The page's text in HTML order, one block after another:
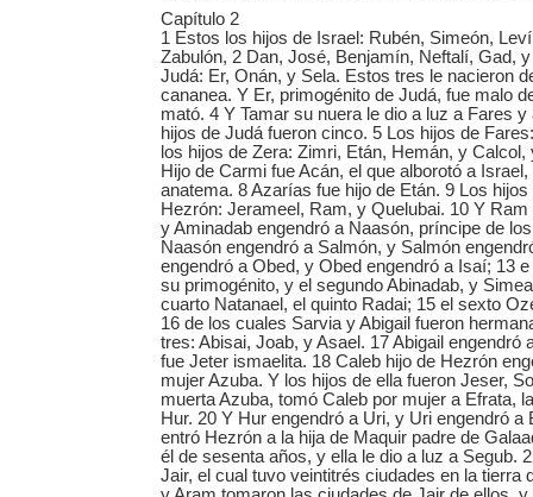
Capítulo 2
1 Estos los hijos de Israel: Rubén, Simeón,
Zabulón, 2 Dan, José, Benjamín, Neftalí, Gad,
Judá: Er, Onán, y Sela. Estos tres le nacieron
cananea. Y Er, primogénito de Judá, fue malo
mató. 4 Y Tamar su nuera le dio a luz a Fares
hijos de Judá fueron cinco. 5 Los hijos de
los hijos de Zera: Zimri, Etán, Hemán, y
Hijo de Carmi fue Acán, el que alborotó a
anatema. 8 Azarías fue hijo de Etán. 9 Los
Hezrón: Jerameel, Ram, y Quelubai. 10 Y
y Aminadab engendró a Naasón, príncipe de
Naasón engendró a Salmón, y Salmón
engendró a Obed, y Obed engendró a Isaí; 13
su primogénito, y el segundo Abinadab, y
cuarto Natanael, el quinto Radai; 15 el sexto
16 de los cuales Sarvia y Abigail fueron
tres: Abisai, Joab, y Asael. 17 Abigail engendró
fue Jeter ismaelita. 18 Caleb hijo de Hezrón
mujer Azuba. Y los hijos de ella fueron Jeser,
muerta Azuba, tomó Caleb por mujer a Efrata,
Hur. 20 Y Hur engendró a Uri, y Uri engendró a
entró Hezrón a la hija de Maquir padre de
él de sesenta años, y ella le dio a luz a Segub.
Jair, el cual tuvo veintitrés ciudades en la tierra